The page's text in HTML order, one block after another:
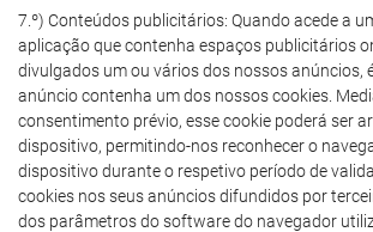
7.º) Conteúdos publicitários: Quando acede a
aplicação que contenha espaços publicitários
divulgados um ou vários dos nossos anúncios,
anúncio contenha um dos nossos cookies.
consentimento prévio, esse cookie poderá ser
dispositivo, permitindo-nos reconhecer o
dispositivo durante o respetivo período de
cookies nos seus anúncios difundidos por
dos parâmetros do software do navegador